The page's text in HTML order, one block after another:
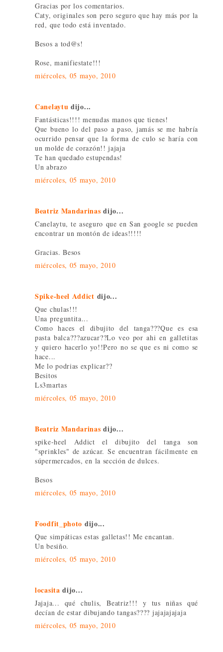
Gracias por los comentarios.
Caty, originales son pero seguro que hay más por la
red, que todo está inventado.
Besos a tod@s!
Rose, manifiestate!!!
miércoles, 05 mayo, 2010
Canelaytu dijo...
Fantásticas!!!! menudas manos que tienes!
Que bueno lo del paso a paso, jamás se me habría
ocurrido pensar que la forma de culo se haría con
un molde de corazón!! jajaja
Te han quedado estupendas!
Un abrazo
miércoles, 05 mayo, 2010
Beatriz Mandarinas dijo...
Canelaytu, te aseguro que en San google se pueden
encontrar un montón de ideas!!!!!
Gracias. Besos
miércoles, 05 mayo, 2010
Spike-heel Addict dijo...
Que chulas!!!
Una preguntita...
Como haces el dibujito del tanga???Que es esa
pasta balca???azucar??Lo veo por ahi en galletitas
y quiero hacerlo yo!!Pero no se que es ni como se
hace...
Me lo podrias explicar??
Besitos
Ls3martas
miércoles, 05 mayo, 2010
Beatriz Mandarinas dijo...
spike-heel Addict el dibujito del tanga son
"sprinkles" de azúcar. Se encuentran fácilmente en
súpermercados, en la sección de dulces.
Besos
miércoles, 05 mayo, 2010
Foodfit_photo dijo...
Que simpáticas estas galletas!! Me encantan.
Un besiño.
miércoles, 05 mayo, 2010
locasita dijo...
Jajaja... qué chulis, Beatriz!!! y tus niñas qué
decían de estar dibujando tangas???? jajajajajaja
miércoles, 05 mayo, 2010